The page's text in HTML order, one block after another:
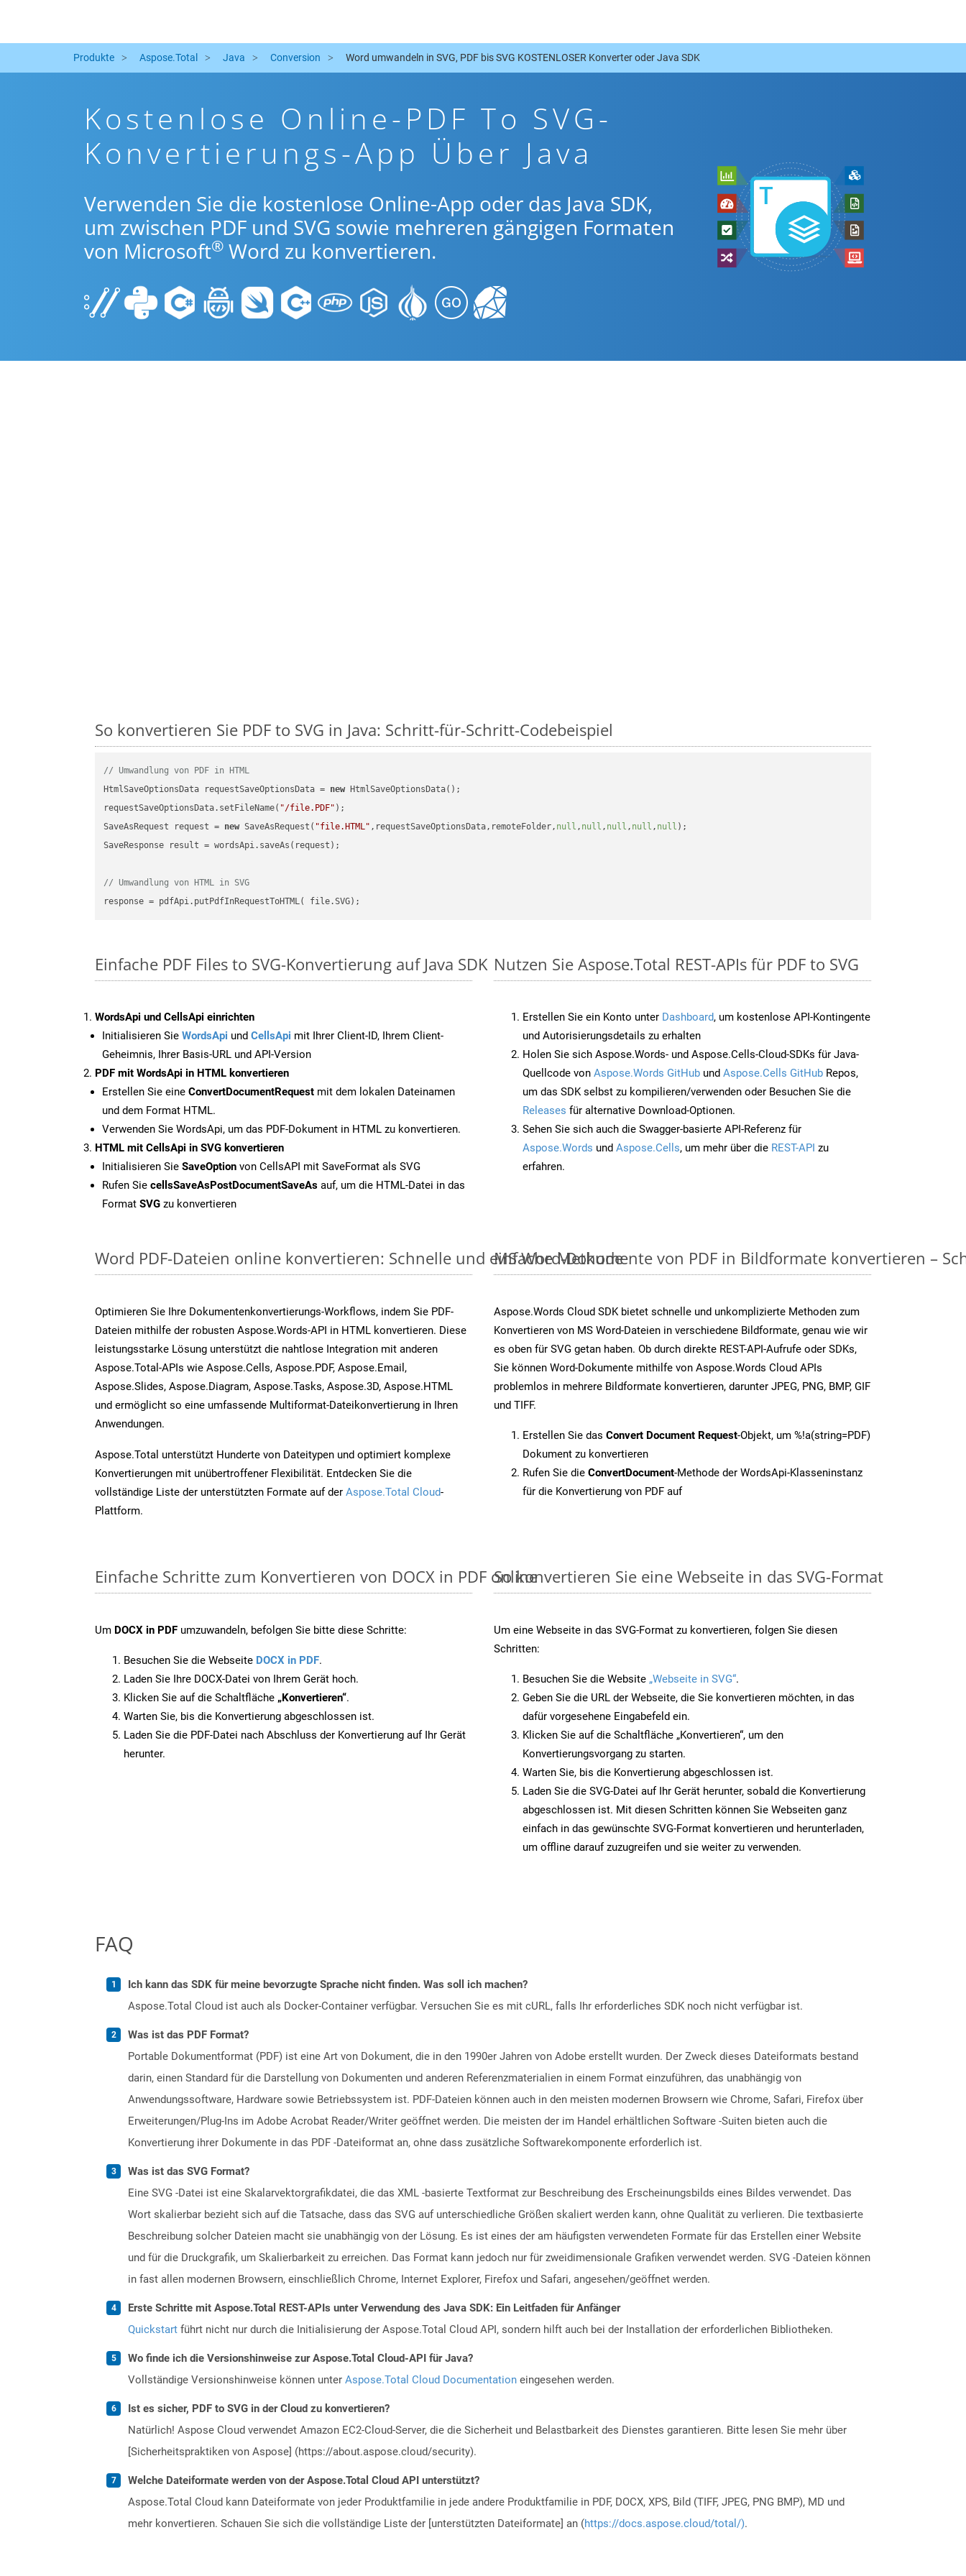
Produkte Aspose.Total Java Conversion Word umwandeln in SVG, PDF bis SVG KOSTENLOSER Konverter oder Java SDK
Kostenlose Online-PDF To SVG-
Konvertierungs-App Über Java
Verwenden Sie die kostenlose Online-App oder das Java SDK,
um zwischen PDF und SVG sowie mehreren gängigen Formaten
von Microsoft® Word zu konvertieren.
So konvertieren Sie PDF to SVG in Java: Schritt-für-Schritt-Codebeispiel
// Umwandlung von PDF in HTML
HtmlSaveOptionsData requestSaveOptionsData = new HtmlSaveOptionsData();
requestSaveOptionsData.setFileName( "/file.PDF" );
SaveAsRequest request = new SaveAsRequest( "file.HTML" ,requestSaveOptionsData,remoteFolder, null , null , null , null , null );
SaveResponse result = wordsApi.saveAs(request);
// Umwandlung von HTML in SVG
Einfache PDF Files to SVG-Konvertierung auf Java SDK
WordsApi und CellsApi einrichten
Initialisieren Sie WordsApi und CellsApi mit Ihrer Client-ID, Ihrem Client-
Geheimnis, Ihrer Basis-URL und API-Version
PDF mit WordsApi in HTML konvertieren
Erstellen Sie eine ConvertDocumentRequest mit dem lokalen Dateinamen
und dem Format HTML.
Verwenden Sie WordsApi, um das PDF-Dokument in HTML zu konvertieren.
HTML mit CellsApi in SVG konvertieren
Initialisieren Sie SaveOption von CellsAPI mit SaveFormat als SVG
Rufen Sie cellsSaveAsPostDocumentSaveAs auf, um die HTML-Datei in das
Format SVG zu konvertieren
Nutzen Sie Aspose.Total REST-APIs für PDF to SVG
Erstellen Sie ein Konto unter Dashboard, um kostenlose API-Kontingente
und Autorisierungsdetails zu erhalten
Holen Sie sich Aspose.Words- und Aspose.Cells-Cloud-SDKs für Java-
Quellcode von Aspose.Words GitHub und Aspose.Cells GitHub Repos,
um das SDK selbst zu kompilieren/verwenden oder Besuchen Sie die
Releases für alternative Download-Optionen.
Sehen Sie sich auch die Swagger-basierte API-Referenz für
Aspose.Words und Aspose.Cells, um mehr über die REST-API zu
erfahren.
Word PDF-Dateien online konvertieren: Schnelle und einfache Methode
Optimieren Sie Ihre Dokumentenkonvertierungs-Workflows, indem Sie PDF-
Dateien mithilfe der robusten Aspose.Words-API in HTML konvertieren. Diese
leistungsstarke Lösung unterstützt die nahtlose Integration mit anderen
Aspose.Total-APIs wie Aspose.Cells, Aspose.PDF, Aspose.Email,
Aspose.Slides, Aspose.Diagram, Aspose.Tasks, Aspose.3D, Aspose.HTML
und ermöglicht so eine umfassende Multiformat-Dateikonvertierung in Ihren
Anwendungen.
Aspose.Total unterstützt Hunderte von Dateitypen und optimiert komplexe
Konvertierungen mit unübertroffener Flexibilität. Entdecken Sie die
vollständige Liste der unterstützten Formate auf der Aspose.Total Cloud-
Plattform.
MS Word-Dokumente von PDF in Bildformate konvertieren –
Aspose.Words Cloud SDK bietet schnelle und unkomplizierte Methoden zum
Konvertieren von MS Word-Dateien in verschiedene Bildformate, genau wie wir
es oben für SVG getan haben. Ob durch direkte REST-API-Aufrufe oder SDKs,
Sie können Word-Dokumente mithilfe von Aspose.Words Cloud APIs
problemlos in mehrere Bildformate konvertieren, darunter JPEG, PNG, BMP, GIF
und TIFF.
Erstellen Sie das Convert Document Request-Objekt, um %!a(string=PDF)
Dokument zu konvertieren
Rufen Sie die ConvertDocument-Methode der WordsApi-Klasseninstanz
für die Konvertierung von PDF auf
Einfache Schritte zum Konvertieren von DOCX in PDF online
Um DOCX in PDF umzuwandeln, befolgen Sie bitte diese Schritte:
Besuchen Sie die Webseite DOCX in PDF.
Laden Sie Ihre DOCX-Datei von Ihrem Gerät hoch.
Klicken Sie auf die Schaltfläche „Konvertieren“.
Warten Sie, bis die Konvertierung abgeschlossen ist.
Laden Sie die PDF-Datei nach Abschluss der Konvertierung auf Ihr Gerät
herunter.
So konvertieren Sie eine Webseite in das SVG-Format
Um eine Webseite in das SVG-Format zu konvertieren, folgen Sie diesen
Schritten:
Besuchen Sie die Website „Webseite in SVG“.
Geben Sie die URL der Webseite, die Sie konvertieren möchten, in das
dafür vorgesehene Eingabefeld ein.
Klicken Sie auf die Schaltfläche „Konvertieren“, um den
Konvertierungsvorgang zu starten.
Warten Sie, bis die Konvertierung abgeschlossen ist.
Laden Sie die SVG-Datei auf Ihr Gerät herunter, sobald die Konvertierung
abgeschlossen ist. Mit diesen Schritten können Sie Webseiten ganz
einfach in das gewünschte SVG-Format konvertieren und herunterladen,
um offline darauf zuzugreifen und sie weiter zu verwenden.
FAQ
Ich kann das SDK für meine bevorzugte Sprache nicht finden. Was soll ich machen?
Aspose.Total Cloud ist auch als Docker-Container verfügbar. Versuchen Sie es mit cURL, falls Ihr erforderliches SDK noch nicht verfügbar ist.
Was ist das PDF Format?
Portable Dokumentformat (PDF) ist eine Art von Dokument, die in den 1990er Jahren von Adobe erstellt wurden. Der Zweck dieses Dateiformats bestand
darin, einen Standard für die Darstellung von Dokumenten und anderen Referenzmaterialien in einem Format einzuführen, das unabhängig von
Anwendungssoftware, Hardware sowie Betriebssystem ist. PDF-Dateien können auch in den meisten modernen Browsern wie Chrome, Safari, Firefox über
Erweiterungen/Plug-Ins im Adobe Acrobat Reader/Writer geöffnet werden. Die meisten der im Handel erhältlichen Software -Suiten bieten auch die
Konvertierung ihrer Dokumente in das PDF -Dateiformat an, ohne dass zusätzliche Softwarekomponente erforderlich ist.
Was ist das SVG Format?
Eine SVG -Datei ist eine Skalarvektorgrafikdatei, die das XML -basierte Textformat zur Beschreibung des Erscheinungsbilds eines Bildes verwendet. Das
Wort skalierbar bezieht sich auf die Tatsache, dass das SVG auf unterschiedliche Größen skaliert werden kann, ohne Qualität zu verlieren. Die textbasierte
Beschreibung solcher Dateien macht sie unabhängig von der Lösung. Es ist eines der am häufigsten verwendeten Formate für das Erstellen einer Website
und für die Druckgrafik, um Skalierbarkeit zu erreichen. Das Format kann jedoch nur für zweidimensionale Grafiken verwendet werden. SVG -Dateien können
in fast allen modernen Browsern, einschließlich Chrome, Internet Explorer, Firefox und Safari, angesehen/geöffnet werden.
Erste Schritte mit Aspose.Total REST-APIs unter Verwendung des Java SDK: Ein Leitfaden für Anfänger
Quickstart führt nicht nur durch die Initialisierung der Aspose.Total Cloud API, sondern hilft auch bei der Installation der erforderlichen Bibliotheken.
Wo finde ich die Versionshinweise zur Aspose.Total Cloud-API für Java?
Vollständige Versionshinweise können unter Aspose.Total Cloud Documentation eingesehen werden.
Ist es sicher, PDF to SVG in der Cloud zu konvertieren?
Natürlich! Aspose Cloud verwendet Amazon EC2-Cloud-Server, die die Sicherheit und Belastbarkeit des Dienstes garantieren. Bitte lesen Sie mehr über
[Sicherheitspraktiken von Aspose] (https://about.aspose.cloud/security).
Welche Dateiformate werden von der Aspose.Total Cloud API unterstützt?
Aspose.Total Cloud kann Dateiformate von jeder Produktfamilie in jede andere Produktfamilie in PDF, DOCX, XPS, Bild (TIFF, JPEG, PNG BMP), MD und
mehr konvertieren. Schauen Sie sich die vollständige Liste der [unterstützten Dateiformate] an (https://docs.aspose.cloud/total/).